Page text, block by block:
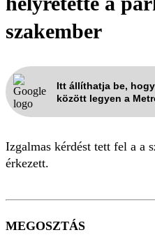
szakember
Itt állíthatja be,
között legyen a
Izgalmas kérdést tett fel a a
érkezett.
MEGOSZTÁS